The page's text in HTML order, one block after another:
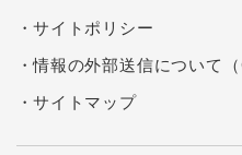
サイトポリシー
情報の外部送信について
サイトマップ